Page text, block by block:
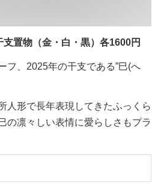
置物（金・白・黒）各1600円
フ、2025年の干支である”巳(へ
人形で長年表現してきたふっくら
の凛々しい表情に愛らしさもプラ